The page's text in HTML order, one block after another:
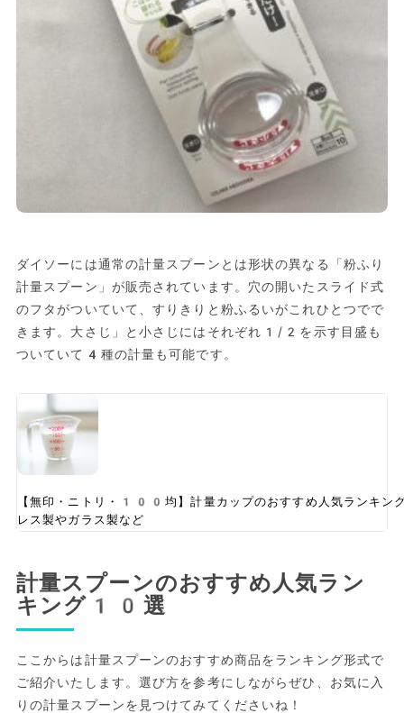
ダイソーには通常の計量スプーンとは形状の異なる「粉ふり
計量スプーン」が販売されています。穴の開いたスライド式
のフタがついていて、すりきりと粉ふるいがこれひとつでで
きます。大さじ」と小さじにはそれぞれ1/2を示す目盛も
ついていて4種の計量も可能です。
【無印・ニトリ・100均】計量カップのおすすめ人気ランキ
レス製やガラス製など
計量スプーンのおすすめ人気ラン
キング10選
ここからは計量スプーンのおすすめ商品をランキング形式で
ご紹介いたします。選び方を参考にしながらぜひ、お気に入
りの計量スプーンを見つけてみてくださいね！